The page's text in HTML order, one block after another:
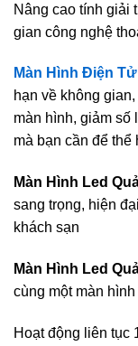
Nâng cao tính giải
gian công nghệ
Màn Hình Điện
hạn về không
màn hình, giảm
mà bạn cần để thể
Màn Hình Led
sang trọng, hiện
khách sạn
Màn Hình Led
cùng một màn
Hoạt động liên tục